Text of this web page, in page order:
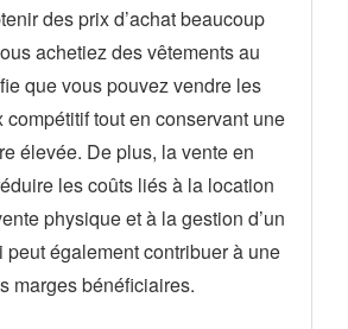
des prix d’achat beaucoup
achetiez des vêtements au
que vous pouvez vendre les
compétitif tout en conservant une
élevée. De plus, la vente en
les coûts liés à la location
physique et à la gestion d’un
également contribuer à une
marges bénéficiaires.